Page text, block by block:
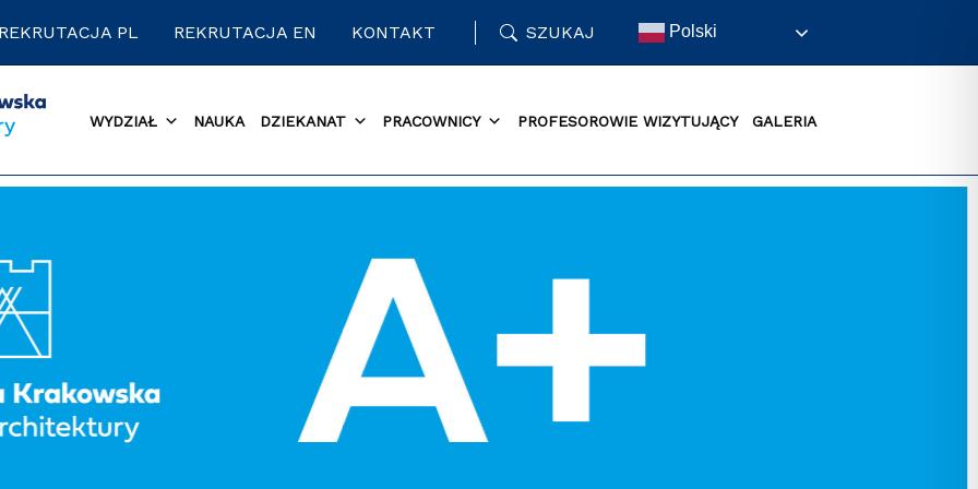
REKRUTACJA PL REKRUTACJA EN KONTAKT SZUKAJ Polski
WYDZIAŁ NAUKA DZIEKANAT PRACOWNICY PROFESOROWIE WIZYTUJĄCY GALERIA